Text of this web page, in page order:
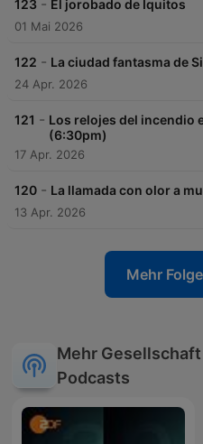
123 - El jorobado de Iquitos
01 Mai 2026
122 - La ciudad fantasma de
24 Apr. 2026
121 - Los relojes del incendio
(6:30pm)
17 Apr. 2026
120 - La llamada con olor a
13 Apr. 2026
Mehr
Mehr
Podcasts